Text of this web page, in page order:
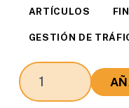
ARTÍCULOS
GESTIÓN DE
El
Peaje